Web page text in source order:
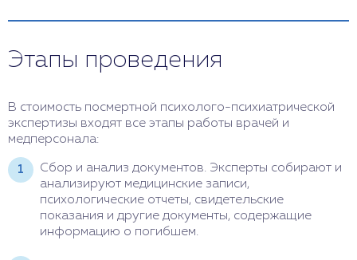
Этапы проведения
В стоимость посмертной психолого-психиатрической
экспертизы входят все этапы работы врачей и
медперсонала:
Сбор и анализ документов. Эксперты собирают и
анализируют медицинские записи,
психологические отчеты, свидетельские
показания и другие документы, содержащие
информацию о погибшем.